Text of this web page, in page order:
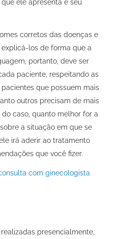
ele apresenta e seu
corretos das doenças e
los de forma que a
portanto, deve ser
paciente, respeitando as
que possuem mais
outros precisam de mais
caso, quanto melhor for a
a situação em que se
irá aderir ao tratamento
que você fizer.
com ginecologista
presencialmente,